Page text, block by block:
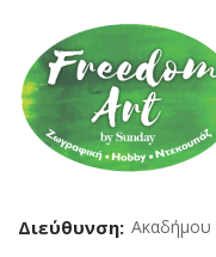
Διεύθυνση: Ακαδήμου